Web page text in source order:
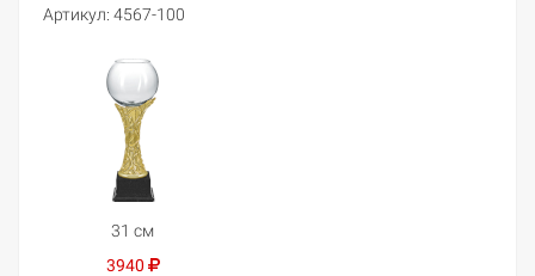
Артикул: 4567-100
31 см
3940